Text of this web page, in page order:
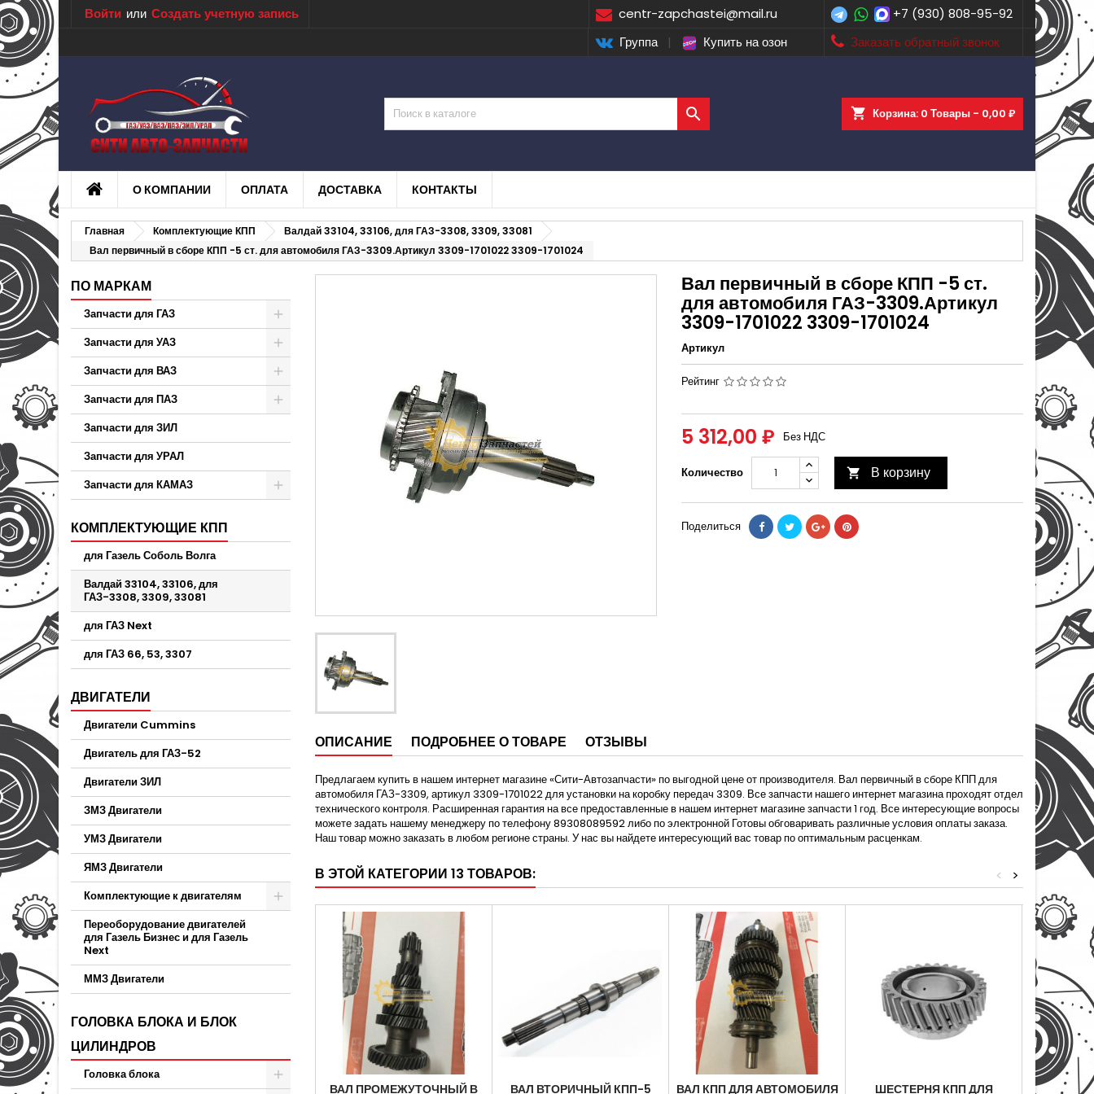
centr-zapchastei@mail.ru +7 (930) 808-95-92
Войти или Создать учетную запись
Заказать обратный звонок
Группа | Купить на озон
shopping_cart Корзина: 0 Товары - 0,00 ₽

О КОМПАНИИ ОПЛАТА ДОСТАВКА КОНТАКТЫ
Главная Комплектующие КПП
Валдай 33104, 33106, для ГАЗ-3308, 3309, 33081
Вал первичный в сборе КПП -5 ст. для автомобиля ГАЗ-3309.Артикул 3309-1701022 3309-1701024
ПО МАРКАМ
Запчасти для ГАЗ
Запчасти для УАЗ
Запчасти для ВАЗ
Запчасти для ПАЗ
Запчасти для ЗИЛ
Запчасти для УРАЛ
Запчасти для КАМАЗ
КОМПЛЕКТУЮЩИЕ КПП
для Газель Соболь Волга
Валдай 33104, 33106, для
ГАЗ-3308, 3309, 33081
для ГАЗ Next
для ГАЗ 66, 53, 3307
ДВИГАТЕЛИ
Двигатели Cummins
Двигатель для ГАЗ-52
Двигатели ЗИЛ
ЗМЗ Двигатели
УМЗ Двигатели
ЯМЗ Двигатели
Комплектующие к двигателям
Переоборудование двигателей
для Газель Бизнес и для Газель
Next
ММЗ Двигатели
ГОЛОВКА БЛОКА И БЛОК
ЦИЛИНДРОВ
Головка блока
Вал первичный в сборе КПП -5 ст.
для автомобиля ГАЗ-3309.Артикул
3309-1701022 3309-1701024
Артикул
Рейтинг
5 312,00 ₽ Без НДС
Количество  В корзину
Поделиться
ОПИСАНИЕ ПОДРОБНЕЕ О ТОВАРЕ ОТЗЫВЫ
Предлагаем купить в нашем интернет магазине «Сити-Автозапчасти» по выгодной цене от производителя. Вал первичный в сборе КПП для
автомобиля ГАЗ-3309, артикул 3309-1701022 для установки на коробку передач 3309. Все запчасти нашего интернет магазина проходят отдел
технического контроля. Расширенная гарантия на все предоставленные в нашем интернет магазине запчасти 1 год. Все интересующие вопросы
можете задать нашему менеджеру по телефону 89308089592 либо по электронной Готовы обговаривать различные условия оплаты заказа.
Наш товар можно заказать в любом регионе страны. У нас вы найдете интересующий вас товар по оптимальным расценкам.
В ЭТОЙ КАТЕГОРИИ 13 ТОВАРОВ: >
<
ВАЛ ПРОМЕЖУТОЧНЫЙ В
ВАЛ ВТОРИЧНЫЙ КПП-5
ВАЛ КПП ДЛЯ АВТОМОБИЛЯ
ШЕСТЕРНЯ КПП ДЛЯ